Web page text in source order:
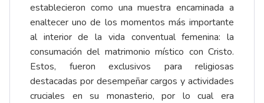
establecieron como una muestra encaminada a
enaltecer uno de los momentos más importante
al interior de la vida conventual femenina: la
consumación del matrimonio místico con Cristo.
Estos, fueron exclusivos para religiosas
destacadas por desempeñar cargos y actividades
cruciales en su monasterio, por lo cual era